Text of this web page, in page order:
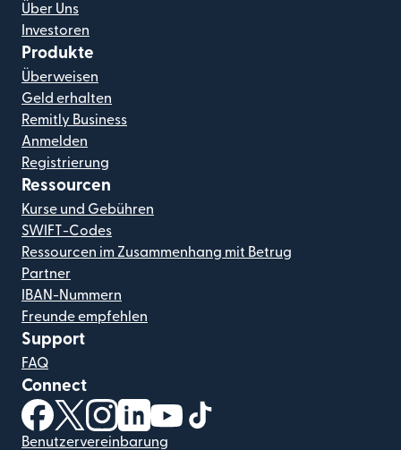
Über Uns
Investoren
Produkte
Überweisen
Geld erhalten
Remitly Business
Anmelden
Registrierung
Ressourcen
Kurse und Gebühren
SWIFT-Codes
Ressourcen im Zusammenhang mit Betrug
Partner
IBAN-Nummern
Freunde empfehlen
Support
FAQ
Connect
(wird in einem neuen Fenster geöffnet)
(wird in einem neuen Fenster geöffnet)
(wird in einem neuen Fenster geöffnet)
(wird in einem neuen Fenster geöffnet)
(wird in einem neuen Fenster
Benutzervereinbarung